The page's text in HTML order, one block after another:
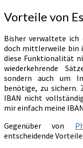
Vorteile von
Bisher verwaltete ich
doch mittlerweile bin
diese Funktionalität
wiederkehrende
sondern auch um
benötige, zu sichern.
IBAN nicht
mir einfach meine
Gegenüber von
entscheidende Vorteile: